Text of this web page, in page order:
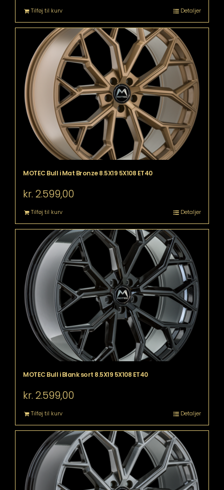
Tilføj til kurv Detaljer
MOTEC Bull i Mat Bronze 8.5X19 5X108 ET40
kr. 2.599,00
Tilføj til kurv Detaljer
MOTEC Bull i Blank sort 8.5X19 5X108 ET40
kr. 2.599,00
Tilføj til kurv Detaljer